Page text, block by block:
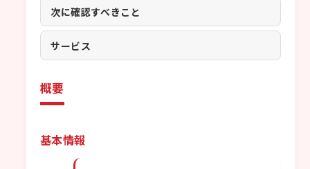
次に確認すべきこと
サービス
概要
基本情報